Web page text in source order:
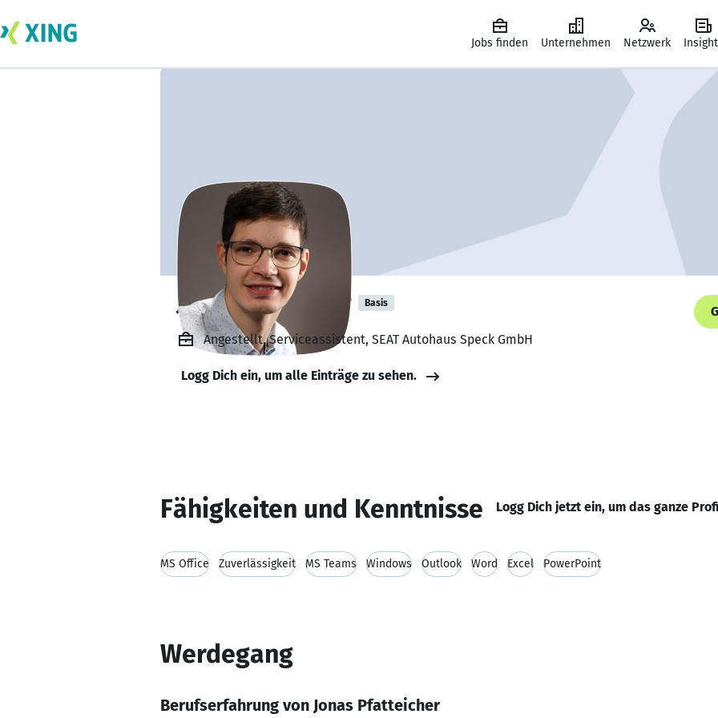
Jobs finden Unternehmen Netzwerk
Jonas Pfatteicher Basis
Angestellt, Serviceassistent, SEAT Autohaus Speck GmbH
Logg Dich ein, um alle Einträge zu sehen.
Fähigkeiten und Kenntnisse Logg Dich jetzt ein, um das ganze
MS Office Zuverlässigkeit MS Teams Windows Outlook Word Excel PowerPoint
Werdegang
Berufserfahrung von Jonas Pfatteicher